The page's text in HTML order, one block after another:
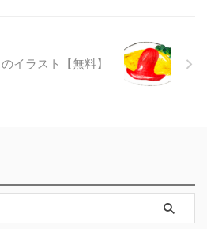
イラスト【無料】